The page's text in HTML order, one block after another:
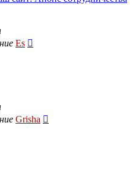
Es
Grisha